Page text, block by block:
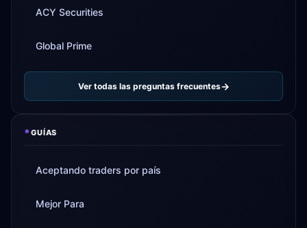
ACY Securities
Global Prime
Ver todas las preguntas frecuentes
*GUÍAS
Aceptando traders por país
Mejor Para